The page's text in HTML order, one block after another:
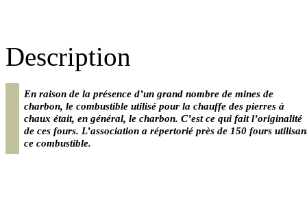
Description
En raison de la présence d’un grand nombre de mines de
charbon, le combustible utilisé pour la chauffe des pierres à
chaux était, en général, le charbon. C’est ce qui fait l’originalité
de ces fours. L’association a répertorié près de 150 fours
ce combustible.